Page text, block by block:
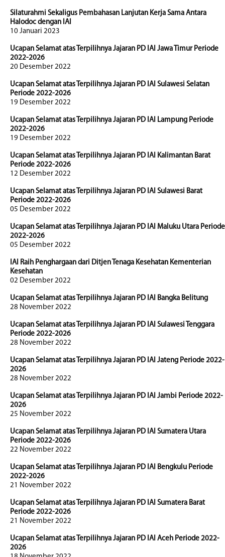
Silaturahmi Sekaligus Pembahasan Lanjutan Kerja Sama Antara
Halodoc dengan IAI
10 Januari 2023
Ucapan Selamat atas Terpilihnya Jajaran PD IAI Jawa Timur Periode
2022-2026
20 Desember 2022
Ucapan Selamat atas Terpilihnya Jajaran PD IAI Sulawesi Selatan
Periode 2022-2026
19 Desember 2022
Ucapan Selamat atas Terpilihnya Jajaran PD IAI Lampung Periode
2022-2026
19 Desember 2022
Ucapan Selamat atas Terpilihnya Jajaran PD IAI Kalimantan Barat
Periode 2022-2026
12 Desember 2022
Ucapan Selamat atas Terpilihnya Jajaran PD IAI Sulawesi Barat
Periode 2022-2026
05 Desember 2022
Ucapan Selamat atas Terpilihnya Jajaran PD IAI Maluku Utara Periode
2022-2026
05 Desember 2022
IAI Raih Penghargaan dari Ditjen Tenaga Kesehatan Kementerian
Kesehatan
02 Desember 2022
Ucapan Selamat atas Terpilihnya Jajaran PD IAI Bangka Belitung
28 November 2022
Ucapan Selamat atas Terpilihnya Jajaran PD IAI Sulawesi Tenggara
Periode 2022-2026
28 November 2022
Ucapan Selamat atas Terpilihnya Jajaran PD IAI Jateng Periode 2022-
2026
28 November 2022
Ucapan Selamat atas Terpilihnya Jajaran PD IAI Jambi Periode 2022-
2026
25 November 2022
Ucapan Selamat atas Terpilihnya Jajaran PD IAI Sumatera Utara
Periode 2022-2026
22 November 2022
Ucapan Selamat atas Terpilihnya Jajaran PD IAI Bengkulu Periode
2022-2026
21 November 2022
Ucapan Selamat atas Terpilihnya Jajaran PD IAI Sumatera Barat
Periode 2022-2026
21 November 2022
Ucapan Selamat atas Terpilihnya Jajaran PD IAI Aceh Periode 2022-
2026